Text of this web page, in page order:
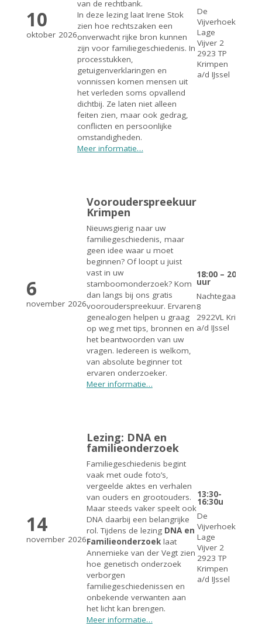
10
oktober 2026
van de rechtbank.
In deze lezing laat Irene Stok
zien hoe rechtszaken een
onverwacht rijke bron kunnen
zijn voor familiegeschiedenis. In
processtukken,
getuigenverklaringen en
vonnissen komen mensen uit
het verleden soms opvallend
dichtbij. Ze laten niet alleen
feiten zien, maar ook gedrag,
conflicten en persoonlijke
omstandigheden.
Meer informatie…
De
Vijverhoek
Lage
Vijver 2
2923 TP
Krimpen
a/d IJssel
6
november 2026
Voorouderspreekuur
Krimpen
Nieuwsgierig naar uw
familiegeschiedenis, maar
geen idee waar u moet
beginnen? Of loopt u juist
vast in uw
stamboomonderzoek? Kom
dan langs bij ons gratis
voorouderspreekuur. Ervaren
genealogen helpen u graag
op weg met tips, bronnen en
het beantwoorden van uw
vragen. Iedereen is welkom,
van absolute beginner tot
ervaren onderzoeker.
Meer informatie…
18:00 – 20:00
uur
Nachtegaalstraat
8
2922VL Krimpen
a/d IJssel
14
november 2026
Lezing: DNA en
familieonderzoek
Familiegeschiedenis begint
vaak met oude foto’s,
vergeelde aktes en verhalen
van ouders en grootouders.
Maar steeds vaker speelt ook
DNA daarbij een belangrijke
rol. Tijdens de lezing DNA en
Familieonderzoeklaat
Annemieke van der Vegt zien
hoe genetisch onderzoek
verborgen
familiegeschiedenissen en
onbekende verwanten aan
het licht kan brengen.
Meer informatie…
13:30-
16:30u
De
Vijverhoek
Lage
Vijver 2
2923 TP
Krimpen
a/d IJssel